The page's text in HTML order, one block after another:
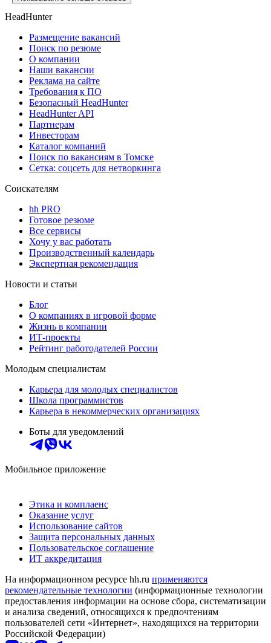
HeadHunter
Размещение вакансий
Поиск по резюме
О компании
Наши вакансии
Реклама на сайте
Требования к ПО
Безопасный HeadHunter
HeadHunter API
Партнерам
Инвесторам
Каталог компаний
Поиск по вакансиям в Томске
Сетка: соцсеть для нетворкинга
Соискателям
hh PRO
Готовое резюме
Все сервисы
Хочу у вас работать
Производственный календарь
Экспертная рекомендация
Новости и статьи
Блог
О компаниях в игровой форме
Жизнь в компании
ИТ-проекты
Рейтинг работодателей России
Молодым специалистам
Карьера для молодых специалистов
Школа программистов
Карьера в некоммерческих организациях
Боты для уведомлений
Мобильное приложение
Этика и комплаенс
Оказание услуг
Использование сайтов
Защита персональных данных
Пользовательское соглашение
ИТ аккредитация
На информационном ресурсе hh.ru применяются
рекомендательные технологии (информационные технологии
предоставления информации на основе сбора, систематизации
и анализа сведений, относящихся к предпочтениям
пользователей сети «Интернет», находящихся на территории
Российской Федерации)